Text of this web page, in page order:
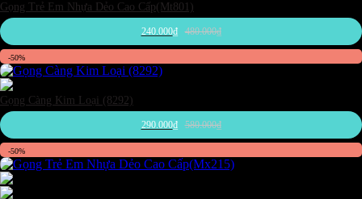
Gọng Trẻ Em Nhựa Dẻo Cao Cấp(Mt801)
240.000₫ 480.000₫
-50%
Gọng Càng Kim Loại (8292)
290.000₫ 580.000₫
-50%